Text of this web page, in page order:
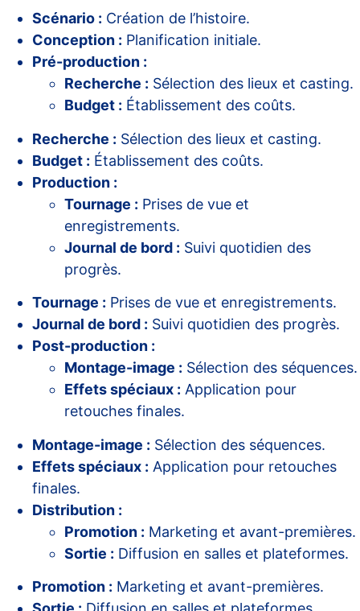
Scénario : Création de l’histoire.
Conception : Planification initiale.
Pré-production :
Recherche : Sélection des lieux et casting.
Budget : Établissement des coûts.
Recherche : Sélection des lieux et casting.
Budget : Établissement des coûts.
Production :
Tournage : Prises de vue et
enregistrements.
Journal de bord : Suivi quotidien des
progrès.
Tournage : Prises de vue et enregistrements.
Journal de bord : Suivi quotidien des progrès.
Post-production :
Montage-image : Sélection des séquences.
Effets spéciaux : Application pour
retouches finales.
Montage-image : Sélection des séquences.
Effets spéciaux : Application pour retouches
finales.
Distribution :
Promotion : Marketing et avant-premières.
Sortie : Diffusion en salles et plateformes.
Promotion : Marketing et avant-premières.